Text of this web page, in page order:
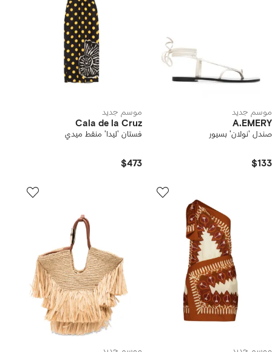
موسم جديد
A.EMERY
صندل 'نولان' بسيور
$133
موسم جديد
Cala de la Cruz
فستان 'ليدا' منقط ميدي
$473